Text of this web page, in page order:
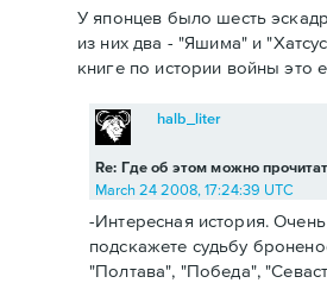
У японцев было шесть
из них два - "Яшима" и
книге по истории войны это
Re: Где об этом можно
halb_liter
March 24 2008, 17:24:39 UTC
-Интересная история.
подскажете судьбу
"Полтава", "Победа",